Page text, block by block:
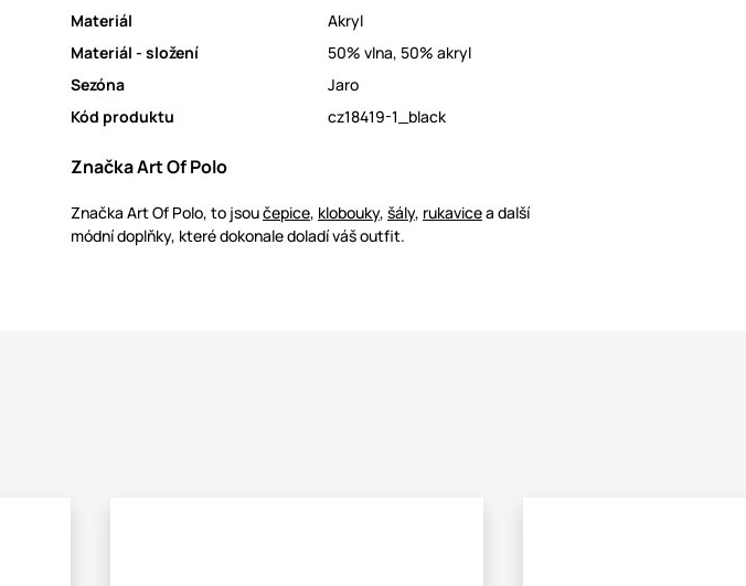
Materiál
Akryl
Materiál - složení
50% vlna, 50% akryl
Sezóna
Jaro
Kód produktu
cz18419-1_black
Značka Art Of Polo
Značka Art Of Polo, to jsoučepice, klobouky, šály, rukavicea další
módní doplňky, které dokonale doladí váš outfit.